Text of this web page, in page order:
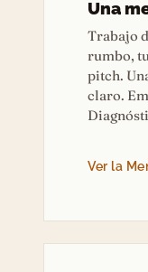
Una
Trabajo
rumbo,
pitch.
claro.
Ver la